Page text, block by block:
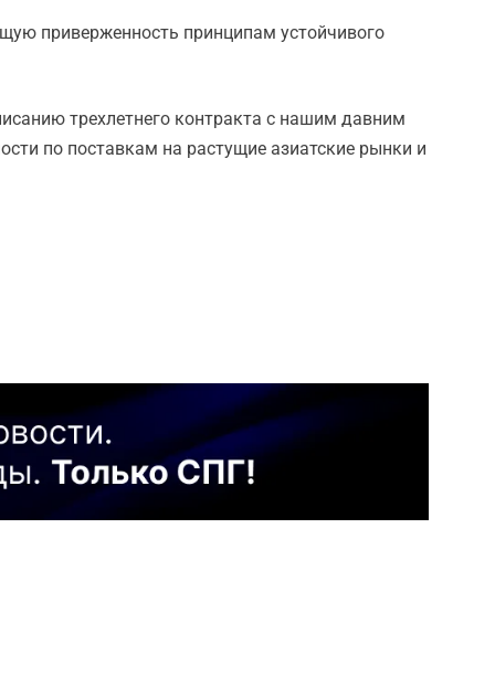
приверженность принципам устойчивого
трехлетнего контракта с нашим давним
по поставкам на растущие азиатские рынки и